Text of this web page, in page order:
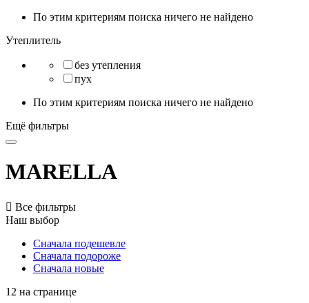
По этим критериям поиска ничего не найдено
Утеплитель
без утепления
пух
По этим критериям поиска ничего не найдено
Ещё фильтры
MARELLA
 Все фильтры
Наш выбор
Сначала подешевле
Сначала подороже
Сначала новые
12 на странице